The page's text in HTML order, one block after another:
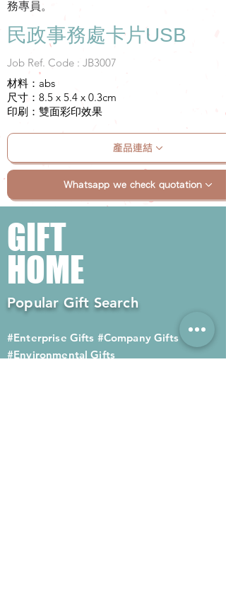
務專員。
民政事務處卡片USB
Job Ref. Code : JB3007
材料：abs
尺寸：8.5 x 5.4 x 0.3cm
印刷：雙面彩印效果
產品連結
Whatsapp we check quotation
GIFT
HOME
Popular Gift Search
#Enterprise Gifts #Company Gifts
#Environmental Gifts